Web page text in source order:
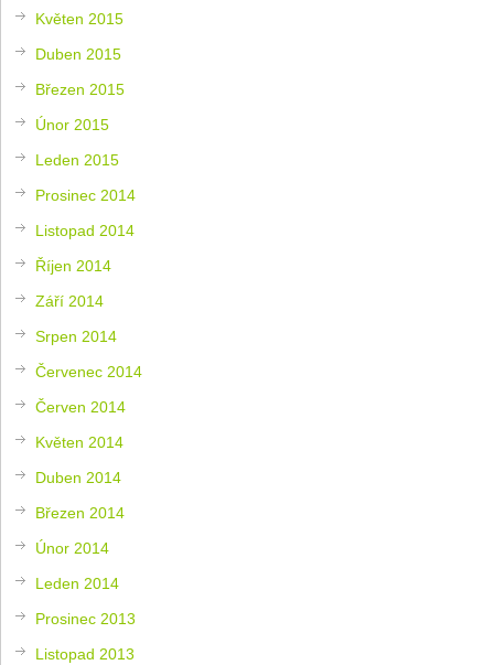
Květen 2015
Duben 2015
Březen 2015
Únor 2015
Leden 2015
Prosinec 2014
Listopad 2014
Říjen 2014
Září 2014
Srpen 2014
Červenec 2014
Červen 2014
Květen 2014
Duben 2014
Březen 2014
Únor 2014
Leden 2014
Prosinec 2013
Listopad 2013